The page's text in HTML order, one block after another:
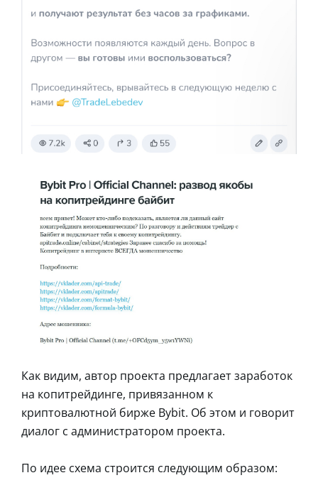
Как видим, автор проекта предлагает заработок
на копитрейдинге, привязанном к
криптовалютной бирже Bybit. Об этом и говорит
диалог с администратором проекта.
По идее схема строится следующим образом: